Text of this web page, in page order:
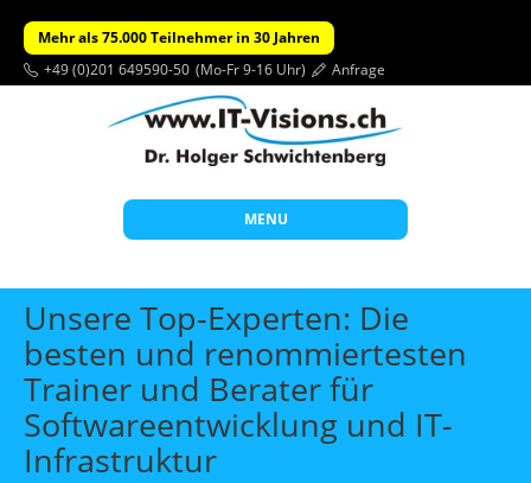
Mehr als 75.000 Teilnehmer in 30 Jahren
+49 (0)201 649590-50 (Mo-Fr 9-16 Uhr) Anfrage
MENU
Start
Themen
Beratung
Individuelle Schulungen
Offene Seminare
Unsere Top-Experten: Die
besten und renommiertesten
Trainer und Berater für
Softwareentwicklung und IT-
Infrastruktur